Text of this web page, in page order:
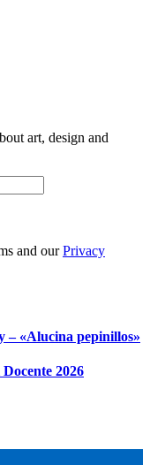
art, design and
and ourPrivacy
– «Alucina pepinillos»
2026